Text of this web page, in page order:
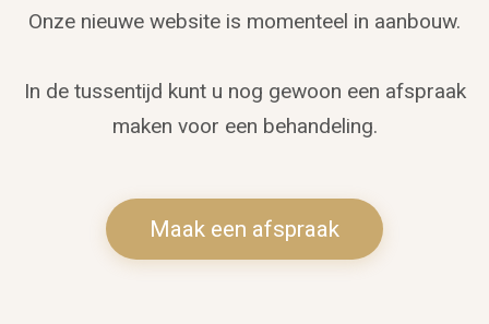
Onze nieuwe website is momenteel in aanbouw.
In de tussentijd kunt u nog gewoon een afspraak
maken voor een behandeling.
Maak een afspraak